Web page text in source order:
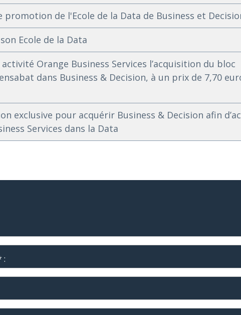
promotion de l'Ecole de la Data de Business et
Ecole de la Data
Orange Business Services l’acquisition du bloc
dans Business & Decision, à un prix de 7,70
exclusive pour acquérir Business & Decision afin
Services dans la Data
: